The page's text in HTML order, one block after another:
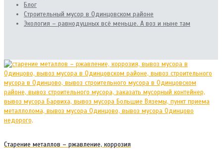
Блог
Cтроительный мусор в Одинцовском районе
Экология – равнодушных всё меньше. А воз и ныне там
Старение металлов – ржавление, коррозия